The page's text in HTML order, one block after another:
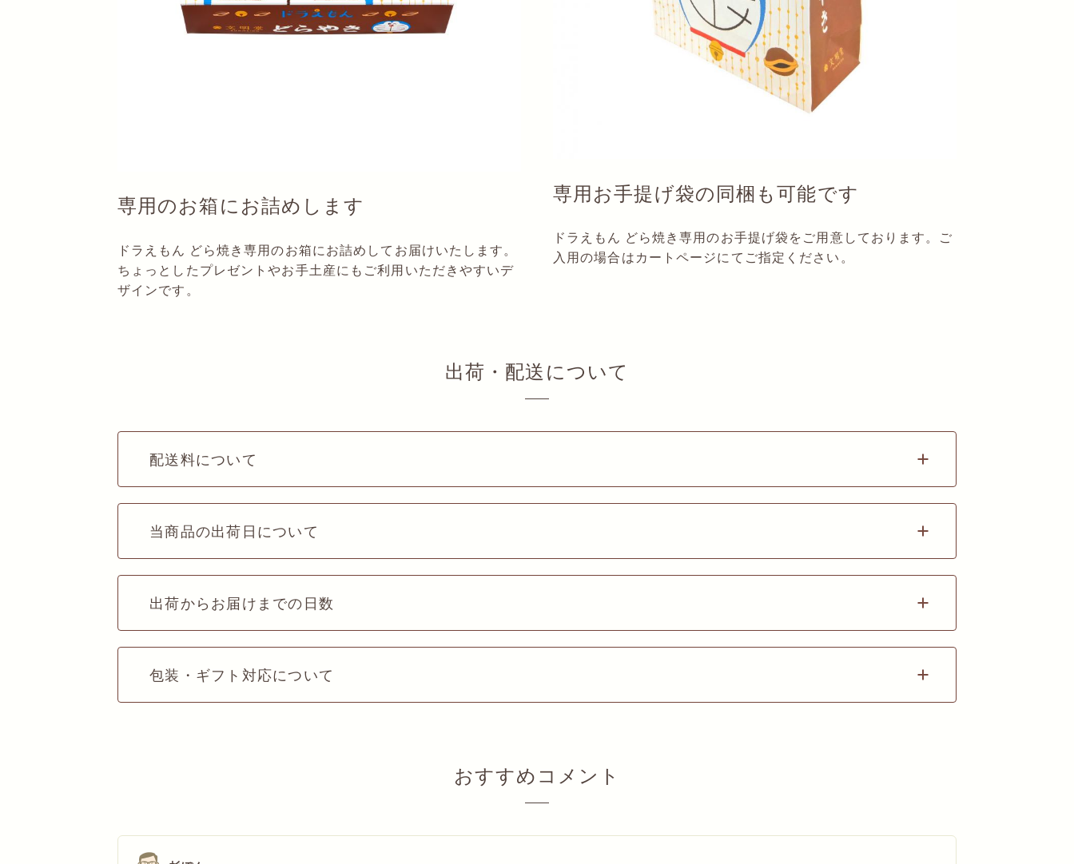
専用のお箱にお詰めします
ドラえもん どら焼き専用のお箱にお詰めしてお届けいたします。
ちょっとしたプレゼントやお手土産にもご利用いただきやすいデ
ザインです。
専用お手提げ袋の同梱も可能です
ドラえもん どら焼き専用のお手提げ袋をご用意しております。ご
入用の場合はカートページにてご指定ください。
出荷・配送について
配送料について
当商品の出荷日について
出荷からお届けまでの日数
包装・ギフト対応について
おすすめコメント